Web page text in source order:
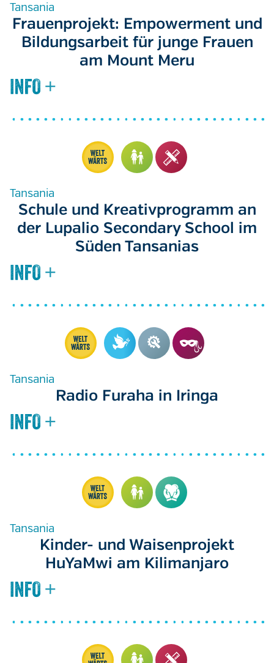
Tansania
Frauenprojekt: Empowerment und
Bildungsarbeit für junge Frauen
am Mount Meru
Tansania
Schule und Kreativprogramm an
der Lupalio Secondary School im
Süden Tansanias
Tansania
Radio Furaha in Iringa
Tansania
Kinder- und Waisenprojekt
HuYaMwi am Kilimanjaro